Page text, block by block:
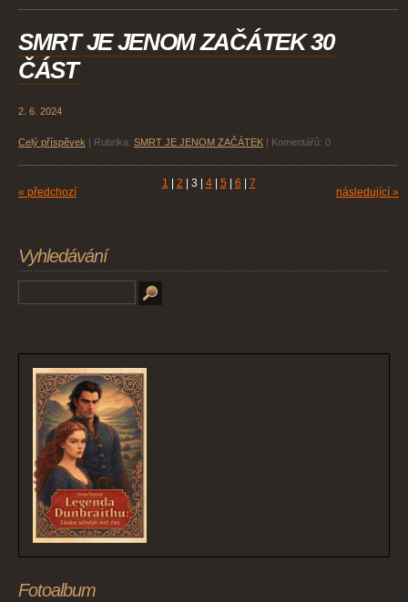
SMRT JE JENOM ZAČÁTEK 30
ČÁST
2. 6. 2024
Celý příspěvek Rubrika: SMRT JE JENOM ZAČÁTEK Komentářů: 0
« předchozí
1 2 3 4 5 6 7
následující »
Vyhledávání
Fotoalbum